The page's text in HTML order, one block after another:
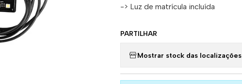
-> Luz de matrícula incluída
PARTILHAR
Mostrar stock das localizações